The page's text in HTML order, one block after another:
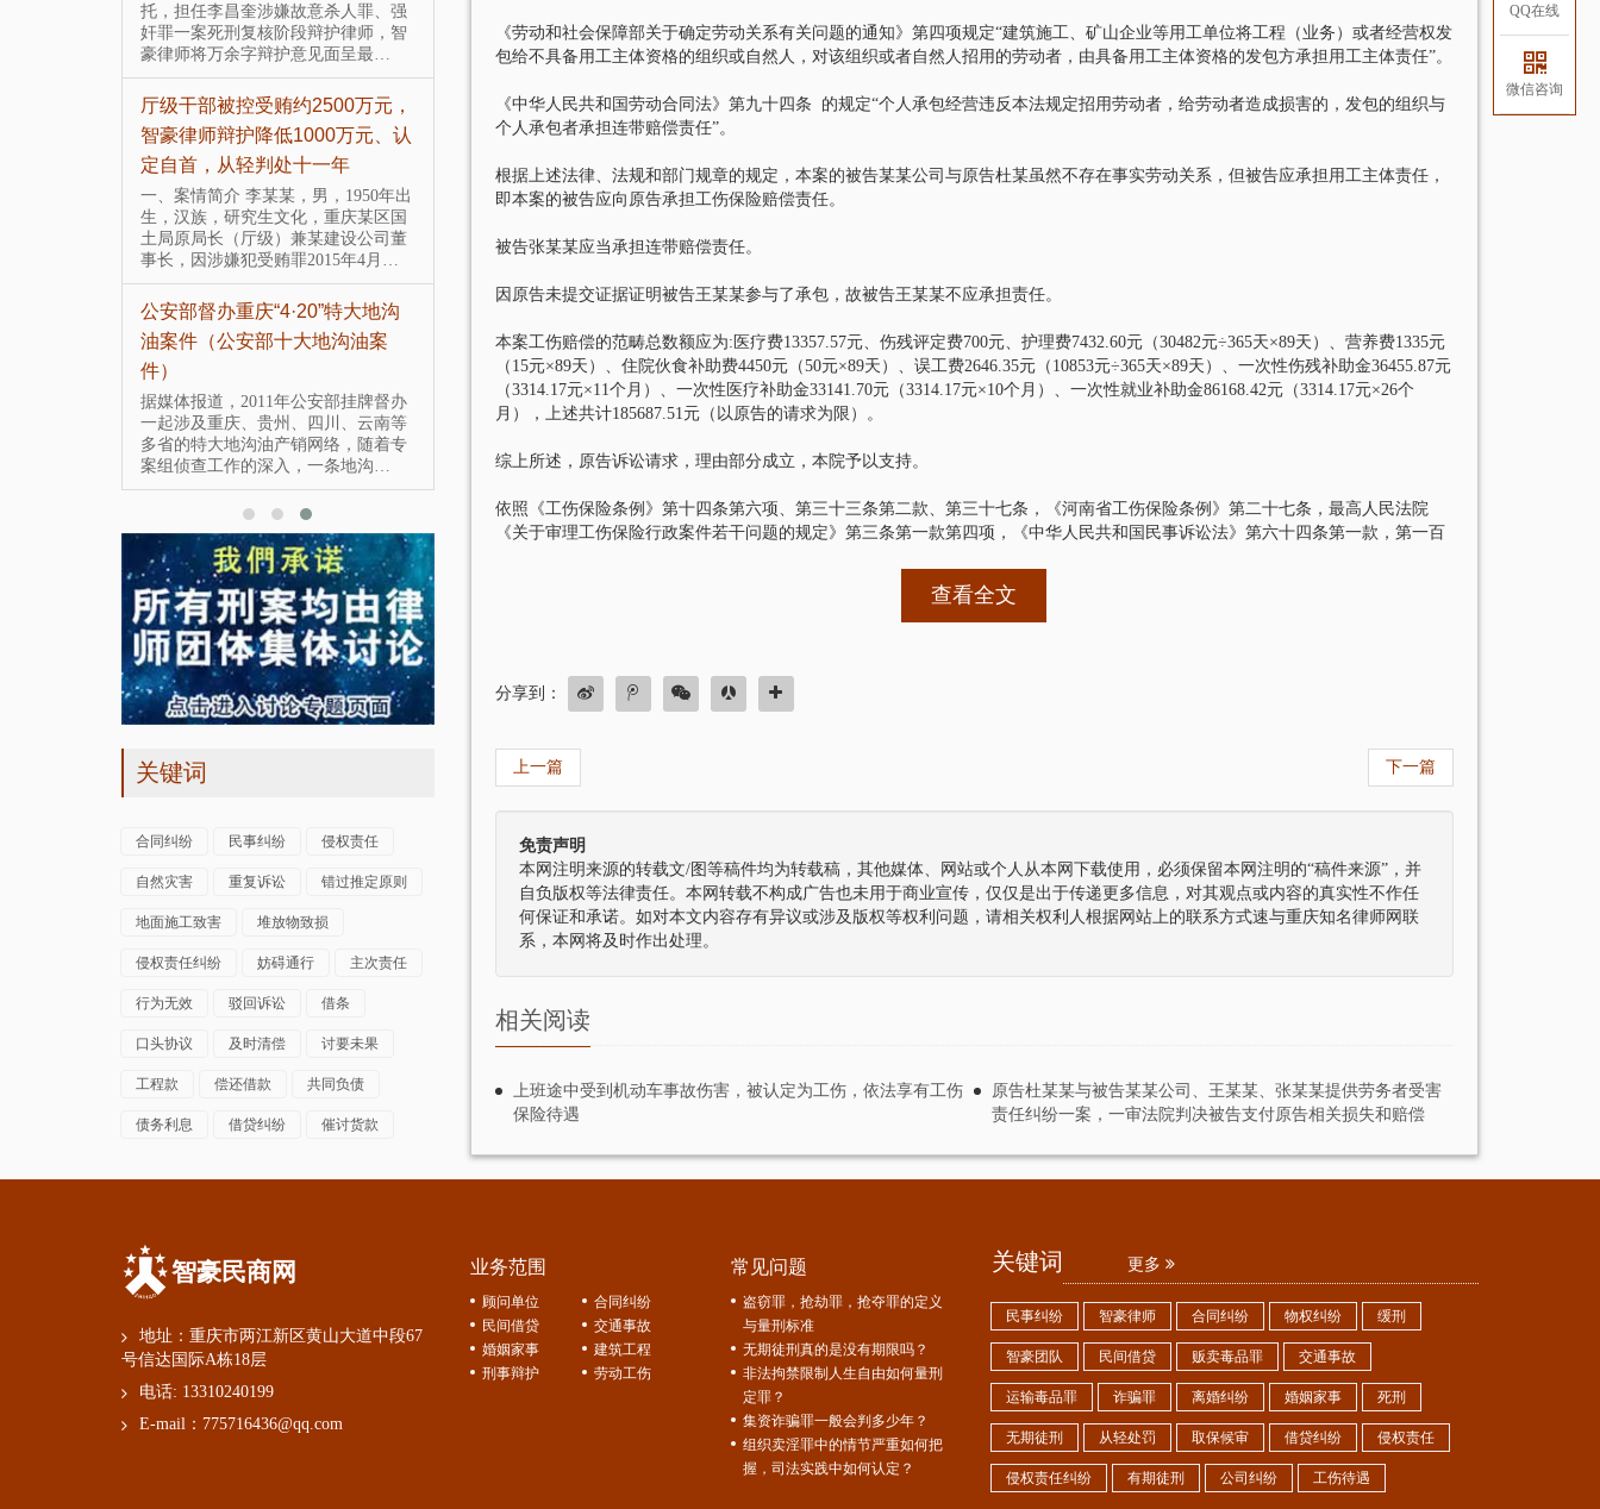
托，担任李昌奎涉嫌故意杀人罪、强
奸罪一案死刑复核阶段辩护律师，智
豪律师将万余字辩护意见面呈最…
厅级干部被控受贿约2500万元，
智豪律师辩护降低1000万元、认
定自首，从轻判处十一年
一、案情简介 李某某，男，1950年出
生，汉族，研究生文化，重庆某区国
土局原局长（厅级）兼某建设公司董
事长，因涉嫌犯受贿罪2015年4月…
公安部督办重庆“4·20”特大地沟
油案件（公安部十大地沟油案
件）
据媒体报道，2011年公安部挂牌督办
一起涉及重庆、贵州、四川、云南等
多省的特大地沟油产销网络，随着专
案组侦查工作的深入，一条地沟…
被公开宣判为缓刑并被当庭释放，智
豪团队成功了！ 赵红霞涉嫌敲诈…
智豪成功代理四川交警开房丢枪
导读：智豪团队接受四川交警开房丢
枪案女主角李某某委托，协助其控告
相关责任人涉嫌诽谤罪的刑事责任，
智豪律师团队办理部分大案要案
由于律师有保护当事人隐私的义务 故
未体现全名 详情可到所来观阅判决书
承办的中央电视台焦点访谈、法治在
线、今日说法栏目、重庆电…
特大涉黑上诉系列案中主犯田某某家
属的委托，担任田某某涉嫌参加黑社
门案
导读：智豪团队接受厦门大学教授艳
旗被刑拘案，无罪释放
2016年8月20日，星期六，因为与本村
8位村民给镇政府和三台县环保局送不
作为锦旗，冯某已被刑事拘留十天
关键词
合同纠纷 民事纠纷 侵权责任
自然灾害 重复诉讼 错过推定原则
地面施工致害 堆放物致损
侵权责任纠纷 妨碍通行 主次责任
行为无效 驳回诉讼 借条
口头协议 及时清偿 讨要未果
工程款 偿还借款 共同负债
债务利息 借贷纠纷 催讨货款
《劳动和社会保障部关于确定劳动关系有关问题的通知》第四项规定“建筑施工、矿山企业等用工单位将工程（业务）或者经营权发
包给不具备用工主体资格的组织或自然人，对该组织或者自然人招用的劳动者，由具备用工主体资格的发包方承担用工主体责任”。
《中华人民共和国劳动合同法》第九十四条 的规定“个人承包经营违反本法规定招用劳动者，给劳动者造成损害的，发包的组织与
个人承包者承担连带赔偿责任”。
根据上述法律、法规和部门规章的规定，本案的被告某某公司与原告杜某虽然不存在事实劳动关系，但被告应承担用工主体责任，
即本案的被告应向原告承担工伤保险赔偿责任。
被告张某某应当承担连带赔偿责任。
因原告未提交证据证明被告王某某参与了承包，故被告王某某不应承担责任。
本案工伤赔偿的范畴总数额应为:医疗费13357.57元、伤残评定费700元、护理费7432.60元（30482元÷365天×89天）、营养费1335元
（15元×89天）、住院伙食补助费4450元（50元×89天）、误工费2646.35元（10853元÷365天×89天）、一次性伤残补助金36455.87元
（3314.17元×11个月）、一次性医疗补助金33141.70元（3314.17元×10个月）、一次性就业补助金86168.42元（3314.17元×26个
月），上述共计185687.51元（以原告的请求为限）。
综上所述，原告诉讼请求，理由部分成立，本院予以支持。
依照《工伤保险条例》第十四条第六项、第三十三条第二款、第三十七条，《河南省工伤保险条例》第二十七条，最高人民法院
《关于审理工伤保险行政案件若干问题的规定》第三条第一款第四项，《中华人民共和国民事诉讼法》第六十四条第一款，第一百
一、被告某某公司赔偿原告杜某某医疗费、伤残评定费、护理费、营养费、住院伙食补助费、误工费、护理费等各项损失29921.52
二、被告某某公司赔偿原告杜某某一次性伤残补助金:36455.87元；
四、被告某某公司赔偿原告杜某某一次性就业补助金86168.42元；
六、驳回原告杜某某对被告王某某的诉讼请求。
以上一至四项于本判决生效之日起十日内履行。
如果未按本判决指定的期间履行给付金钱义务，应当依照《中华人民共和国民事诉讼法》第二百五十三条规定，加倍支付迟延履行
期间的债务利息。
案件受理费1651元（已减半收取），由被告某某公司负担。
查看全文
分享到：
上一篇 下一篇
免责声明
本网注明来源的转载文/图等稿件均为转载稿，其他媒体、网站或个人从本网下载使用，必须保留本网注明的“稿件来源”，并
自负版权等法律责任。本网转载不构成广告也未用于商业宣传，仅仅是出于传递更多信息，对其观点或内容的真实性不作任
何保证和承诺。如对本文内容存有异议或涉及版权等权利问题，请相关权利人根据网站上的联系方式速与重庆知名律师网联
系，本网将及时作出处理。
相关阅读
上班途中受到机动车事故伤害，被认定为工伤，依法享有工伤
保险待遇
原告杜某某与被告某某公司、王某某、张某某提供劳务者受害
责任纠纷一案，一审法院判决被告支付原告相关损失和赔偿
智豪民商网
地址：重庆市两江新区黄山大道中段67
号信达国际A栋18层
电话: 13310240199
E-mail： 775716436@qq.com
业务范围
顾问单位
合同纠纷
民间借贷
交通事故
婚姻家事
建筑工程
刑事辩护
劳动工伤
常见问题
盗窃罪，抢劫罪，抢夺罪的定义
与量刑标准
无期徒刑真的是没有期限吗？
非法拘禁限制人生自由如何量刑
定罪？
集资诈骗罪一般会判多少年？
组织卖淫罪中的情节严重如何把
握，司法实践中如何认定？
关键词 更多
民事纠纷 智豪律师 合同纠纷 物权纠纷 缓刑
智豪团队 民间借贷 贩卖毒品罪 交通事故
运输毒品罪 诈骗罪 离婚纠纷 婚姻家事 死刑
无期徒刑 从轻处罚 取保候审 借贷纠纷 侵权责任
侵权责任纠纷 有期徒刑 公司纠纷 工伤待遇
QQ在线
微信咨询